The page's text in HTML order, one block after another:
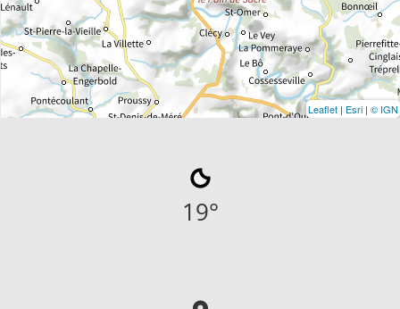
Leaflet | Esri | © IGN
19°